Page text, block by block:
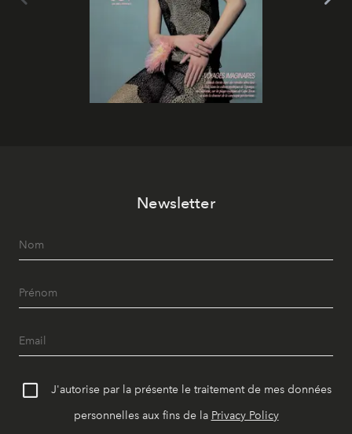
Newsletter
J'autorise par la présente le traitement de mes données
personnelles aux fins de la Privacy Policy